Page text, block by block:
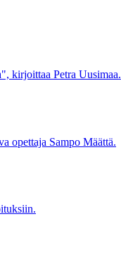
kirjoittaa Petra Uusimaa.
opettaja Sampo Määttä.